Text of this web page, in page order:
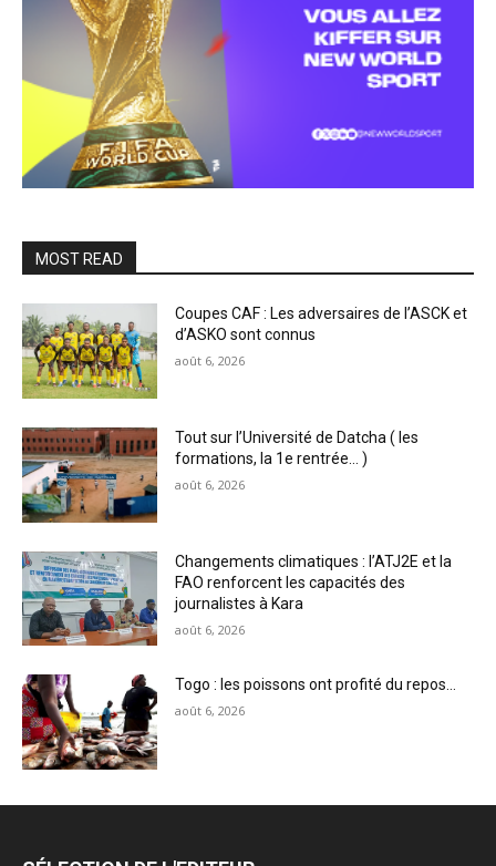
MOST READ
Coupes CAF : Les adversaires de l’ASCK et
d’ASKO sont connus
août 6, 2026
Tout sur l’Université de Datcha ( les
formations, la 1e rentrée… )
août 6, 2026
Changements climatiques : l’ATJ2E et la
FAO renforcent les capacités des
journalistes à Kara
août 6, 2026
Togo : les poissons ont profité du repos…
août 6, 2026